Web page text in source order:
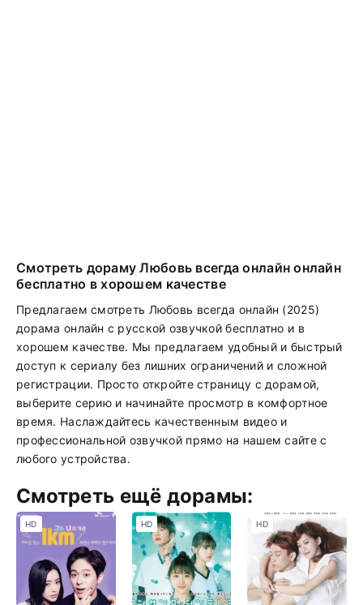
Смотреть дораму Любовь всегда онлайн онлайн
бесплатно в хорошем качестве
Предлагаем смотреть Любовь всегда онлайн (2025)
дорама онлайн с русской озвучкой бесплатно и в
хорошем качестве. Мы предлагаем удобный и быстрый
доступ к сериалу без лишних ограничений и сложной
регистрации. Просто откройте страницу с дорамой,
выберите серию и начинайте просмотр в комфортное
время. Наслаждайтесь качественным видео и
профессиональной озвучкой прямо на нашем сайте с
любого устройства.
Смотреть ещё дорамы:
HD HD HD